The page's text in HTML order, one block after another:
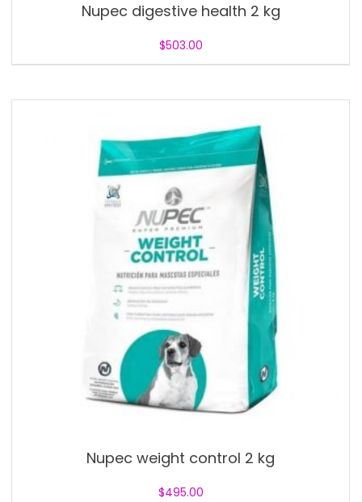
Nupec digestive health 2 kg
$503.00
Nupec weight control 2 kg
$495.00